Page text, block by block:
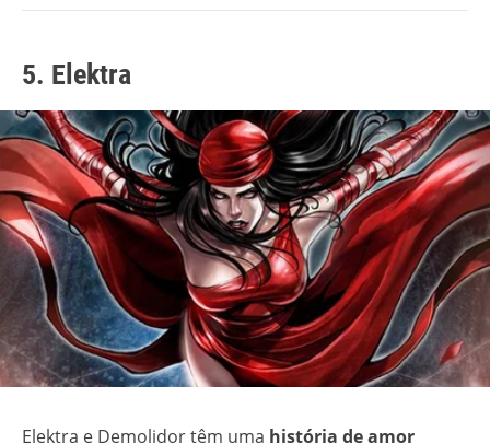
5. Elektra
Elektra e Demolidor têm uma história de amor